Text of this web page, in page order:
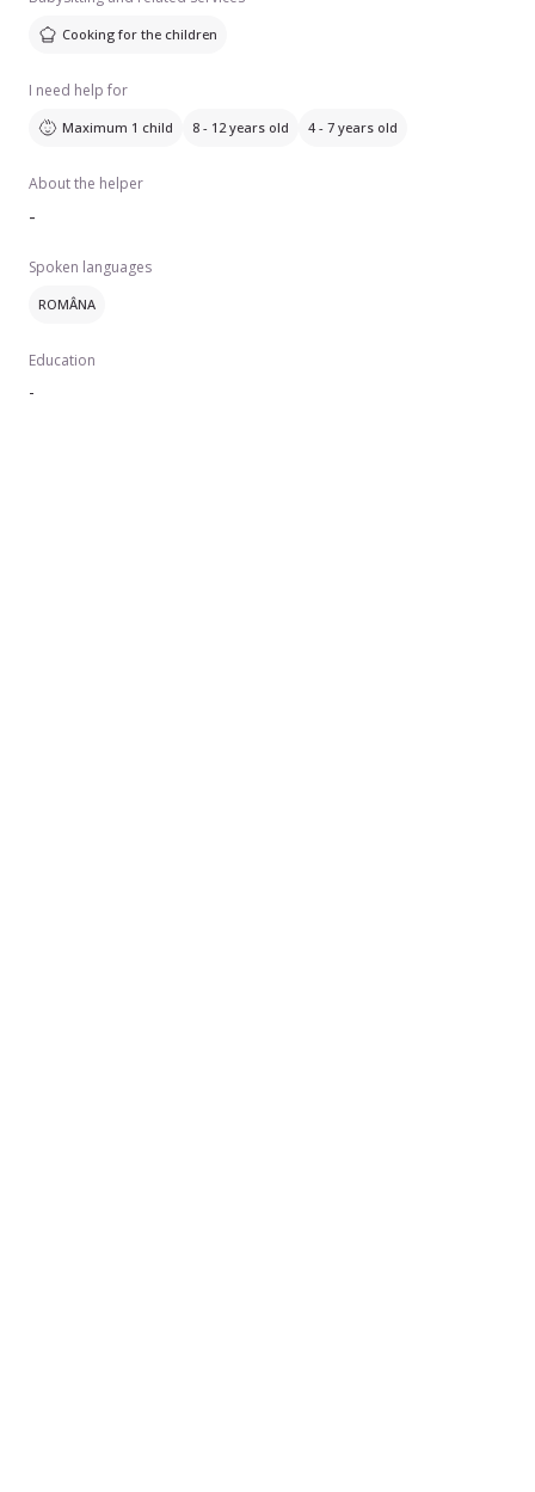
multe detalii.
Cooking for the children
I need help for
Maximum 1 child 8 - 12 years old 4 - 7 years old
About the helper
-
Spoken languages
ROMÂNA
Education
-